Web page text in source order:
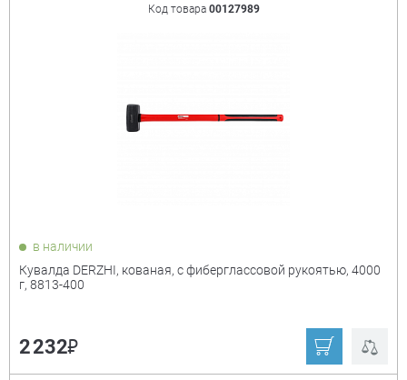
Код товара 00127989
в наличии
Кувалда DERZHI, кованая, с фиберглассовой рукоятью, 4000
г, 8813-400
2 232₽